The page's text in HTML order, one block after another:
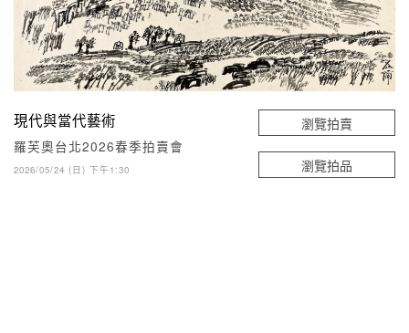
現代與當代藝術
羅芙奧台北2026春季拍賣會
2026/05/24 (日) 下午1:30
瀏覽拍賣
瀏覽拍品